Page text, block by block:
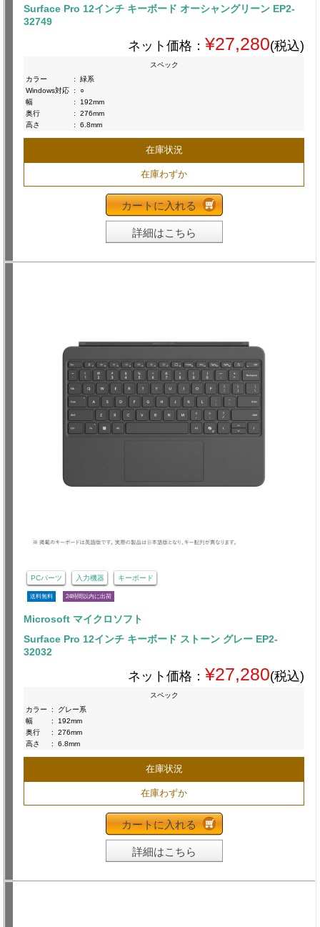
Surface Pro 12インチ キーボード オーシャングリーン EP2-
32749
ネット価格： ¥27,280(税込)
スペック
カラー
:
緑系
Windows対応 :
○
幅
:
192mm
奥行
:
276mm
高さ
: 6.8mm
在庫状況
在庫わずか
カートに入れる
詳細はこちら
PCパーツ 入力機器 キーボード
送料無料 24時間以内に出荷
Microsoft マイクロソフト
Surface Pro 12インチ キーボード ストーン グレー EP2-
32032
ネット価格： ¥27,280(税込)
スペック
カラー
:
グレー系
幅
:
192mm
奥行
:
276mm
高さ
: 6.8mm
在庫状況
在庫わずか
カートに入れる
詳細はこちら